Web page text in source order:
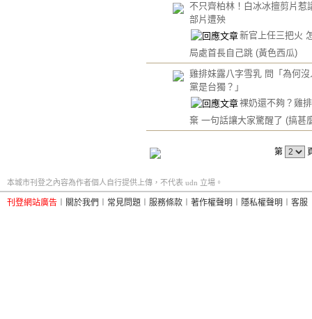
不只齊柏林！白冰冰擅剪片惹
部片遭殃
新官上任三把火
局處首長自己跳 (黃色西瓜)
雞排妹露八字雪乳 問「為何
黨是台獨？」
裸奶還不夠？雞
棄 一句話讓大家驚醒了 (搞甚
第
本城市刊登之內容為作者個人自行提供上傳，不代表 udn 立場。
刊登網站廣告 關於我們 常見問題 服務條款 著作權聲明 隱私權聲明 客服